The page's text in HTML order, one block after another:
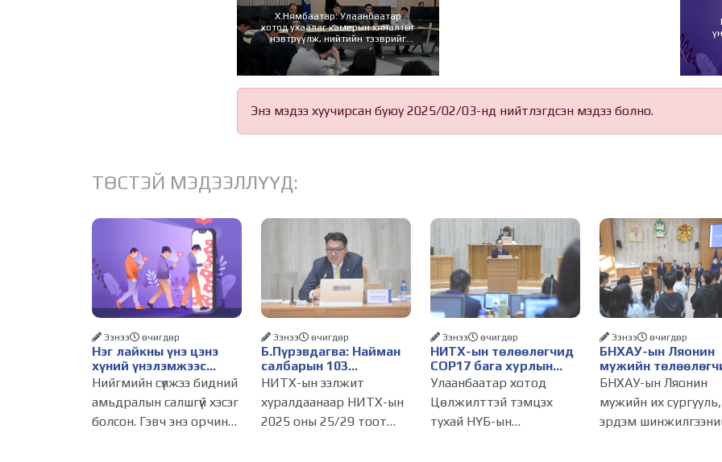
Х.Нямбаатар: Улаанбаатар
хотод ухаалаг камерын хяналтыг
нэвтрүүлж, нийтийн тээврийг
цахим системд шилжүүллээ
Энэ мэдээ хуучирсан буюу 2025/02/03-нд нийтлэгдсэн мэдээ болно.
ТӨСТЭЙ МЭДЭЭЛЛҮҮД:
Нэг лайкны үнэ цэнэ
хүний үнэлэмжээс
давах болсон уу?
Ээнээ өчигдѳр
Нийгмийн сүлжээ бидний
амьдралын салшгүй хэсэг
болсон. Гэвч энэ орчинд
Б.Пүрэвдагва: Найман
салбарын 103
үйлчилгээний
бүртгэлийг цуцалснаар
бизнес эрхлэхэд
таатай нөхцөл бүрдэнэ
Ээнээ өчигдѳр
НИТХ-ын ээлжит
хуралдаанаар НИТХ-ын
2025 оны 25/29 тоот
НИТХ-ын төлөөлөгчид
COP17 бага хурлын
бэлтгэл ажлын талаар
мэдээлэл сонслоо
Ээнээ өчигдѳр
Улаанбаатар хотод
Цөлжилттэй тэмцэх
тухай НҮБ-ын
БНХАУ-ын Ляонин
мужийн
НИТХ-ын үйл
ажиллагаатай
танилцлаа
Ээнээ өчигдѳр
БНХАУ-ын Ляонин
мужийн их сургууль,
эрдэм